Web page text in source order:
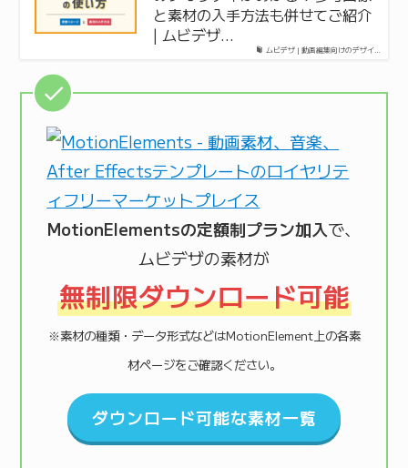
ムビデザ | 動画編集向けのデザイ…
と素材の入手方法も併せてご紹介
| ムビデザ…
MotionElementsの定額制プラン加入で、
ムビデザの素材が
無制限ダウンロード可能
※素材の種類・データ形式などはMotionElement上の各素
材ページをご確認ください。
ダウンロード可能な素材一覧